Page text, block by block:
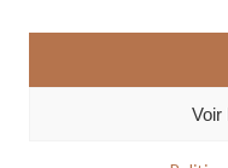
Voir
Sous-total:
© 2026 PLANÈTE